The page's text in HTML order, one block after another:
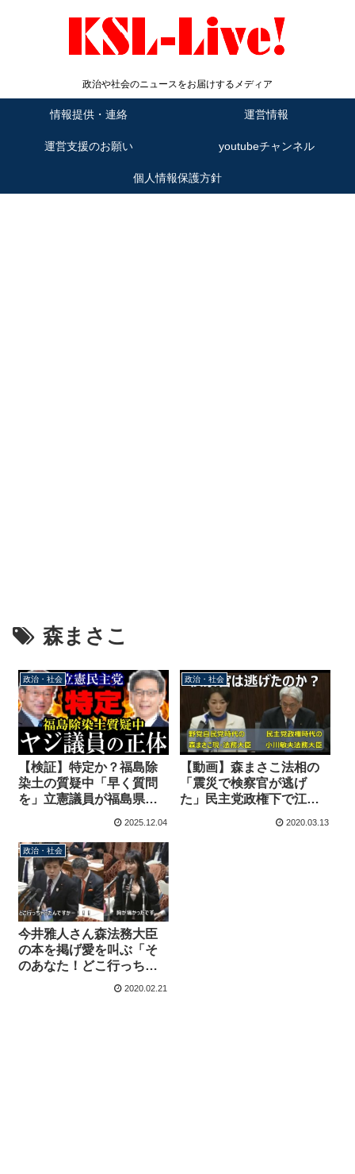
政治や社会のニュースをお届けするメディア
情報提供・連絡 運営情報
運営支援のお願い youtubeチャンネル
個人情報保護方針
森まさこ
政治・社会
【検証】特定か？福島除
染土の質疑中「早く質問
を」立憲議員が福島県民
してみると・・・【KSL
チャンネル】
2025.12.04
政治・社会
【動画】森まさこ法相の
「震災で検察官が逃げ
た」民主党政権下で江田
が概ね事実を認めていた
2020.03.13
政治・社会
今井雅人さん森法務大臣
の本を掲げ愛を叫ぶ「そ
のあなた！どこ行っちゃ
ったんですか！」大臣
2020.02.21